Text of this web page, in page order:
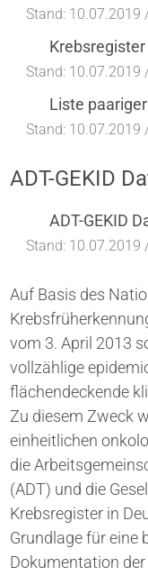
Stand: 10.07.2019
Stand: 10.07.2019
Liste
Stand: 10.07.2019
ADT-GEKID
ADT-GEKID
Stand: 10.07.2019
Auf Basis des
vom 3. April 2013
vollzählige
flächendeckende
Zu diesem Zweck
einheitlichen
die
(ADT) und die
Krebsregister in
Grundlage für eine
Dokumentation